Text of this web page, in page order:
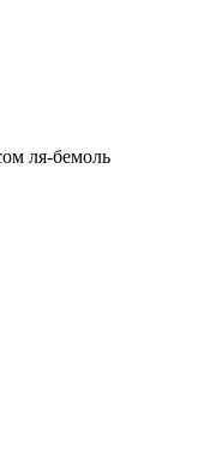
ля-бемоль